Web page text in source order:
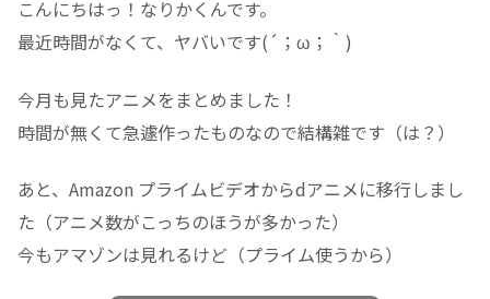
こんにちはっ！なりかくんです。
最近時間がなくて、ヤバいです(´；ω；｀)
今月も見たアニメをまとめました！
時間が無くて急遽作ったものなので結構雑です（は？）
あと、Amazon プライムビデオからdアニメに移行しまし
た（アニメ数がこっちのほうが多かった）
今もアマゾンは見れるけど（プライム使うから）